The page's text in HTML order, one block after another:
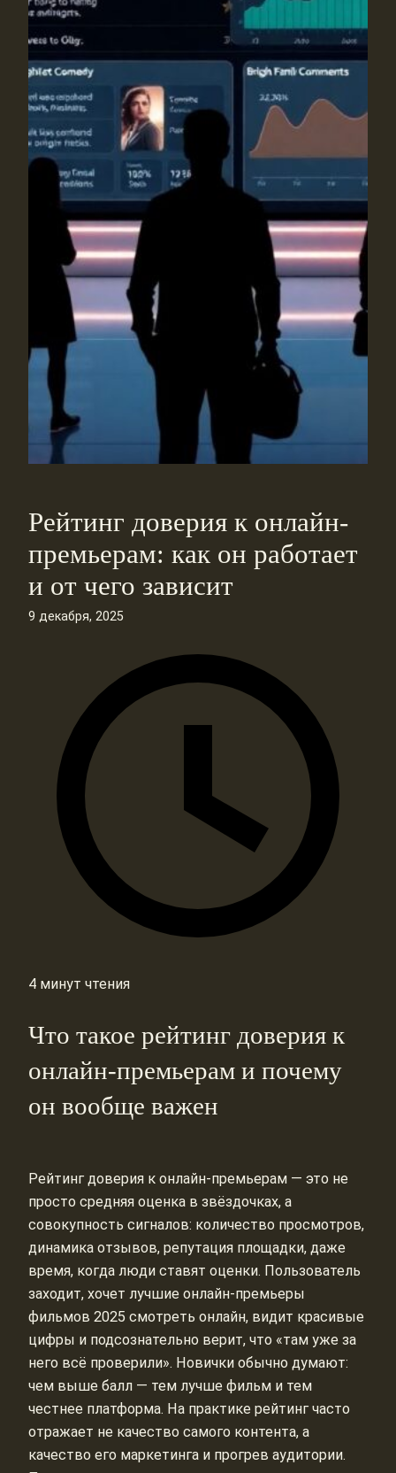
Рейтинг доверия к онлайн-
премьерам: как он работает
и от чего зависит
9 декабря, 2025
4 минут чтения
Что такое рейтинг доверия к
онлайн-премьерам и почему
он вообще важен
Рейтинг доверия к онлайн-премьерам — это не
просто средняя оценка в звёздочках, а
совокупность сигналов: количество просмотров,
динамика отзывов, репутация площадки, даже
время, когда люди ставят оценки. Пользователь
заходит, хочет лучшие онлайн-премьеры
фильмов 2025 смотреть онлайн, видит красивые
цифры и подсознательно верит, что «там уже за
него всё проверили». Новички обычно думают:
чем выше балл — тем лучше фильм и тем
честнее платформа. На практике рейтинг часто
отражает не качество самого контента, а
качество его маркетинга и прогрев аудитории.